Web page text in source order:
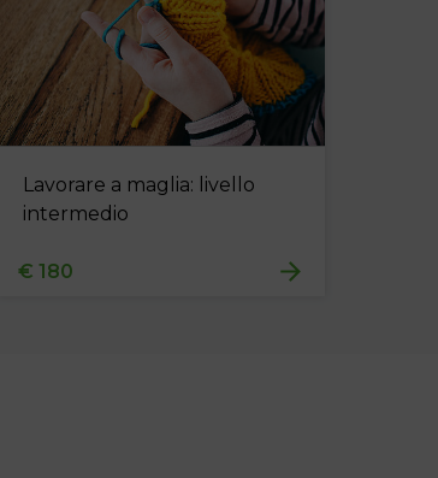
Lavorare a maglia: livello
intermedio
€ 180